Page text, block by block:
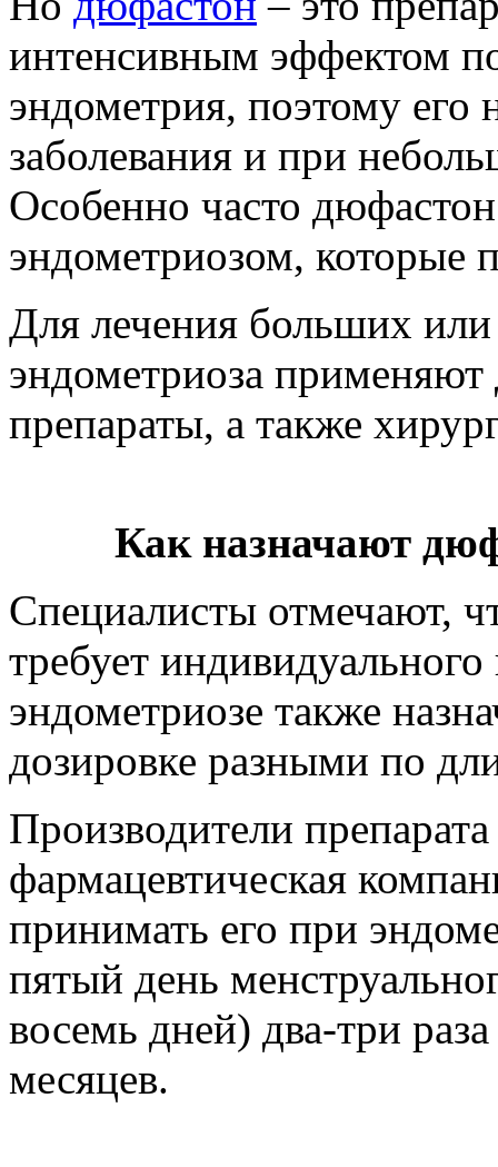
интенсивным эффектом
эндометрия, поэтому его
заболевания и при
Особенно часто
эндометриозом, которые
Для лечения больших
эндометриоза применяют
препараты, а также
Как назначают
Специалисты отмечают,
требует
эндометриозе также
дозировке разными по
Производители
фармацевтическая
принимать его при
пятый день
восемь дней) два-три
месяцев.